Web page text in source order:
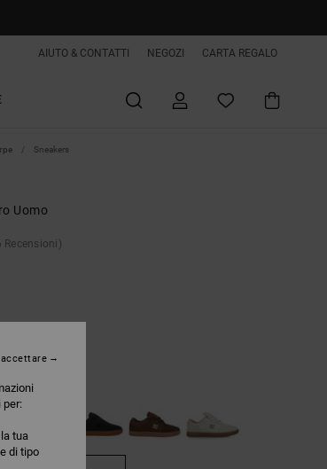
AIUTO & CONTATTI NEGOZI CARTA REGALO
Sneakers
Uomo
Recensioni)
per:
tua
di tipo